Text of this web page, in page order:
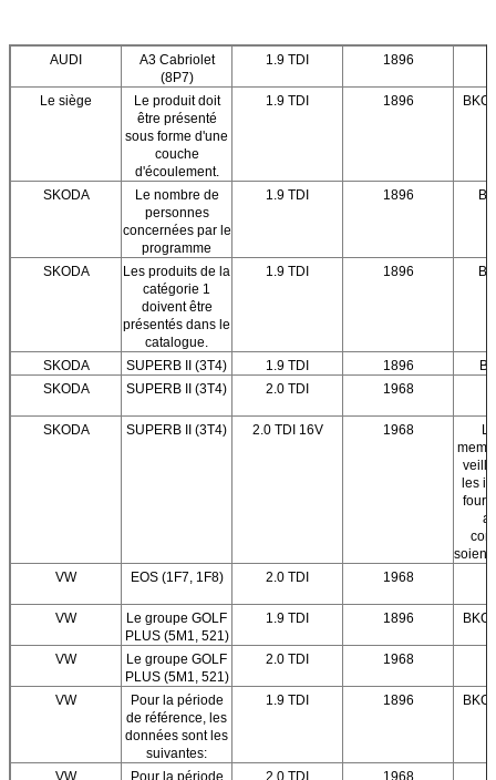
AUDI
A3 Cabriolet
(8P7)
1.9 TDI 1896
Le siège
Le produit doit
être présenté
sous forme d'une
couche
d'écoulement.
1.9 TDI 1896
SKODA
Le nombre de
personnes
concernées par le
programme
1.9 TDI 1896
SKODA
Les produits de la
catégorie 1
doivent être
présentés dans le
catalogue.
1.9 TDI 1896
SKODA SUPERB II (3T4) 1.9 TDI 1896
SKODA
SUPERB II (3T4) 2.0 TDI 1968
SKODA SUPERB II (3T4) 2.0 TDI 16V 1968
les
soient
VW
EOS (1F7, 1F8) 2.0 TDI 1968
VW
Le groupe GOLF
PLUS (5M1, 521)
1.9 TDI 1896
VW
Le groupe GOLF
PLUS (5M1, 521)
2.0 TDI 1968
VW
Pour la période
de référence, les
données sont les
suivantes:
1.9 TDI 1896
VW Pour la période 2.0 TDI 1968